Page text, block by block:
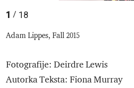
1 / 18
Adam Lippes, Fall 2015
Fotografije: Deirdre Lewis
Autorka Teksta: Fiona Murray